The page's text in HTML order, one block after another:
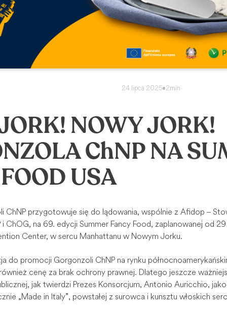
24 lipca 2025•2min
NOWY JORK!
ChNP NA
USA
ChNP przygotowuje się do lądowania, wspólnie z Afidop –
i ChOG, na 69. edycji Summer Fancy Food, zaplanowanej od
Center, w sercu Manhattanu w Nowym Jorku.
do promocji Gorgonzoli ChNP na rynku
cenę za brak ochrony prawnej. Dlatego jeszcze
jak twierdzi Prezes Konsorcjum, Antonio Auricchio,
„Made in Italy”, powstałej z surowca i kunsztu włoskich